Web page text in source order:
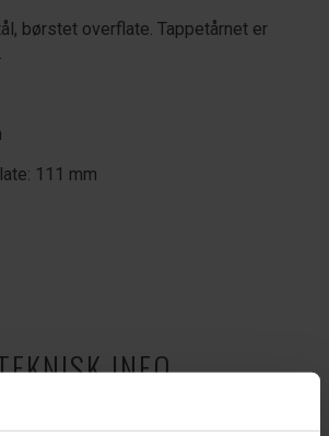
børstet overflate. Tappetårnet er
111 mm
INFO